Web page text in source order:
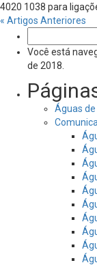
4020 1038 para
« Artigos Anteriores
por:
Você está
de 2018.
Águas